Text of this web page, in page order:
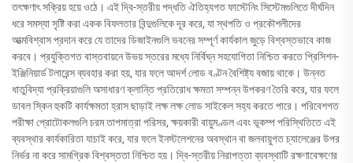
তৎক্ষণাৎ সক্রিয় হয়ে ওঠে। এই দ্বি-স্তরীয় পদ্ধতি ঐতিহ্যগত ফাস্টেনিং সিস্টেমগুলিতে দীর্ঘদিন
ধরে সমস্যা সৃষ্টি করা একক বিফলতার বিন্দুগুলিকে দূর করে, যা স্থপতি ও প্রকৌশলীদের
আত্মবিশ্বাস প্রদান করে যে তাদের ডিজাইনগুলি ভবনের সম্পূর্ণ কার্যকাল জুড়ে বিশ্বস্তভাবে কাজ
করবে। প্রযুক্তিগত বাস্তবায়নে উভয় স্তরের মধ্যে নির্বিঘ্ন সহযোগিতা নিশ্চিত করতে প্রিসিশন-
ইঞ্জিনিয়ার্ড টলারেন্স ব্যবহার করা হয়, যার ফলে আদর্শ লোড বণ্টন বৈশিষ্ট্য বজায় থাকে। উন্নত
ধাতুবিদ্যা প্রক্রিয়াগুলি অসাধারণ ক্লান্তি প্রতিরোধ ক্ষমতা সম্পন্ন উপকরণ তৈরি করে, যার ফলে
ডাবল স্কিন হুকটি কার্যক্ষমতা হ্রাস ছাড়াই লক্ষ লক্ষ লোড সাইকেল সহ্য করতে পারে। পরিবেশগত
পরীক্ষা প্রোটোকলগুলি চরম তাপমাত্রা পরিসর, ক্ষয়কারী বায়ুমণ্ডল এবং ভূকম্প পরিস্থিতিতে এই
ব্যবস্থার কার্যকারিতা যাচাই করে, যার ফলে ইনস্টলেশনের অবস্থান বা জলবায়ুগত চ্যালেঞ্জের উপর
নির্ভর না করে সামগ্রিক বিশ্বস্ততা নিশ্চিত হয়। দ্বি-স্তরীয় নিরাপত্তা ব্যবস্থাটি রক্ষণাবেক্ষণের